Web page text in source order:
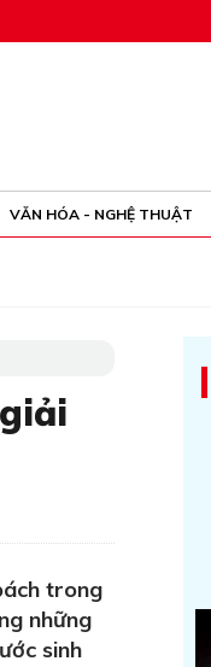
VĂN HÓA - NGHỆ THUẬT
trong
những
sinh